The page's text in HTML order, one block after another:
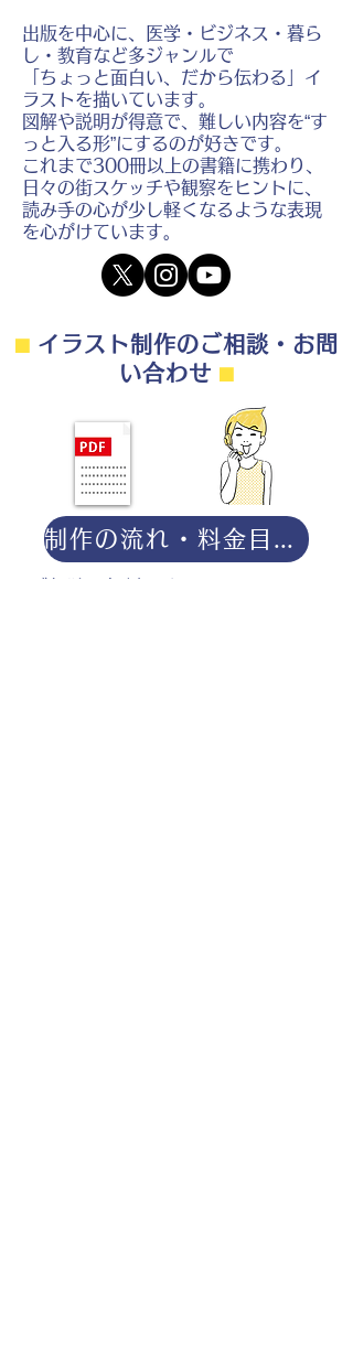
出版を中心に、医学・ビジネス・暮ら
し・教育など多ジャンルで
「ちょっと面白い、だから伝わる」イ
ラストを描いています。
図解や説明が得意で、難しい内容を“す
っと入る形”にするのが好きです。
これまで300冊以上の書籍に携わり、
日々の街スケッチや観察をヒントに、
読み手の心が少し軽くなるような表現
を心がけています。
⬛︎イラスト制作のご相談・お問
い合わせ ⬛︎